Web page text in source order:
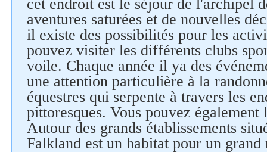
cet endroit est le séjour de l'archipel
aventures saturées et de nouvelles
il existe des possibilités pour les
pouvez visiter les différents clubs
voile. Chaque année il ya des
une attention particulière à la
équestres qui serpente à travers les
pittoresques. Vous pouvez
Autour des grands établissements
Falkland est un habitat pour un
Suivez-nous sur les réseaux
sociaux